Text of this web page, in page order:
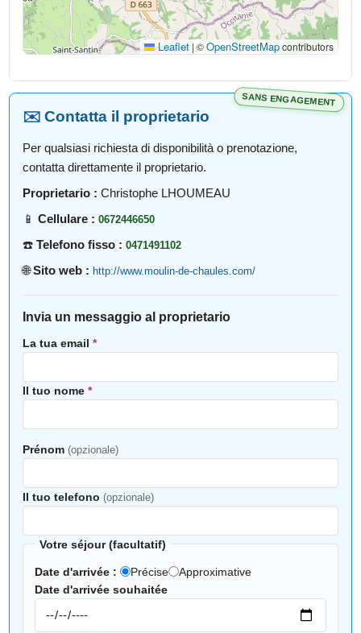
Leaflet | ©OpenStreetMapcontributors
SANS ENGAGEMENT
✉️ Contatta il proprietario
Per qualsiasi richiesta di disponibilità o prenotazione,
contatta direttamente il proprietario.
Proprietario : Christophe LHOUMEAU
📱Cellulare : 0672446650
☎️Telefono fisso : 0471491102
🌐Sito web : http://www.moulin-de-chaules.com/
Invia un messaggio al proprietario
La tua email*
Il tuo nome*
Prénom(opzionale)
Il tuo telefono(opzionale)
Votre séjour (facultatif)
Date d'arrivée : Précise
Approximative
Date d'arrivée souhaitée